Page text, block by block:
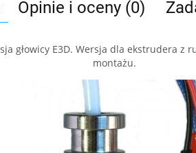
Opinie i oceny (0)
głowicy E3D. Wersja dla ekstrudera
montażu.